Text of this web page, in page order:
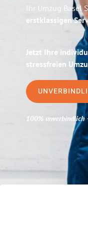
Ihr Umzug Basel
erstklassigen
Jetzt Ihre
stressfreien
100% unverbindlich